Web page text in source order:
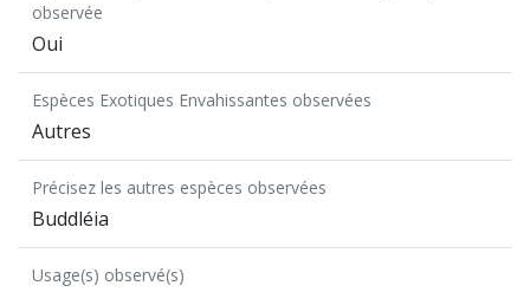
observée
Oui
Espèces Exotiques Envahissantes observées
Autres
Précisez les autres espèces observées
Buddléia
Usage(s) observé(s)